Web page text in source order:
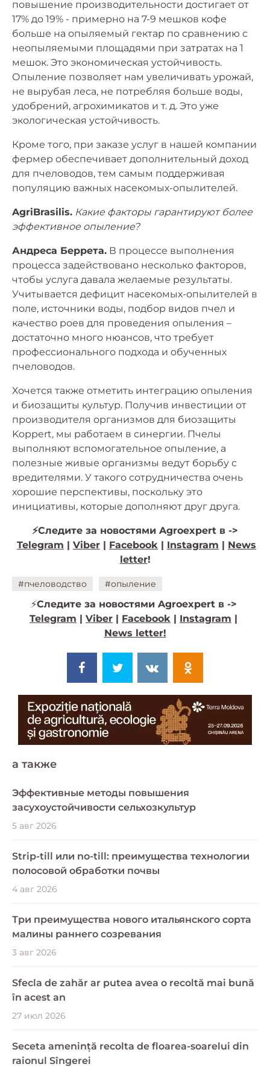
повышение производительности достигает от
17% до 19% - примерно на 7-9 мешков кофе
больше на опыляемый гектар по сравнению с
неопыляемыми площадями при затратах на 1
мешок. Это экономическая устойчивость.
Опыление позволяет нам увеличивать урожай,
не вырубая леса, не потребляя больше воды,
удобрений, агрохимикатов и т. д. Это уже
экологическая устойчивость.
Кроме того, при заказе услуг в нашей компании
фермер обеспечивает дополнительный доход
для пчеловодов, тем самым поддерживая
популяцию важных насекомых-опылителей.
AgriBrasilis. Какие факторы гарантируют более
эффективное опыление?
Андреса Беррета. В процессе выполнения
процесса задействовано несколько факторов,
чтобы услуга давала желаемые результаты.
Учитывается дефицит насекомых-опылителей в
поле, источники воды, подбор видов пчел и
качество роев для проведения опыления –
достаточно много нюансов, что требует
профессионального подхода и обученных
пчеловодов.
Хочется также отметить интеграцию опыления
и биозащиты культур. Получив инвестиции от
производителя организмов для биозащиты
Koppert, мы работаем в синергии. Пчелы
выполняют вспомогательное опыление, а
полезные живые организмы ведут борьбу с
вредителями. У такого сотрудничества очень
хорошие перспективы, поскольку это
инициативы, которые дополняют друг друга.
⚡️Следите за новостями Agroexpert в ->
Telegram | Viber | Facebook | Instagram | News
letter!
#пчеловодство #опыление
⚡️Следите за новостями Agroexpert в ->
Telegram | Viber | Facebook | Instagram |
News letter!
a также
Эффективные методы повышения
засухоустойчивости сельхозкультур
5 авг 2026
Strip-till или no-till: преимущества технологии
полосовой обработки почвы
4 авг 2026
Три преимущества нового итальянского сорта
малины раннего созревания
3 авг 2026
Sfecla de zahăr ar putea avea o recoltă mai bună
în acest an
27 июл 2026
Seceta amenință recolta de floarea-soarelui din
raionul Sîngerei